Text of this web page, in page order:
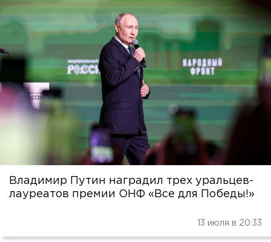
Владимир Путин наградил трех уральцев-
лауреатов премии ОНФ «Все для Победы!»
13 июля в 20:33